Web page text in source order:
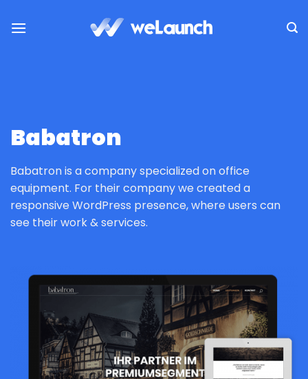
Babatron
Babatron is a company specialized on office
equipment. For their company we created a
responsive WordPress presence, where users can
see their work & services.